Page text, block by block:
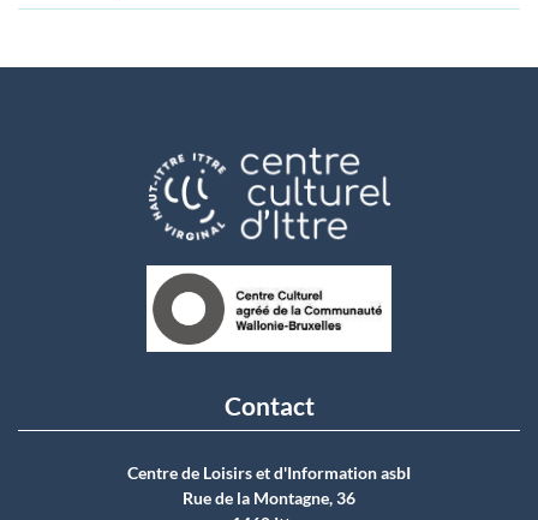
Contact
Centre de Loisirs et d'Information asbI
Rue de la Montagne, 36